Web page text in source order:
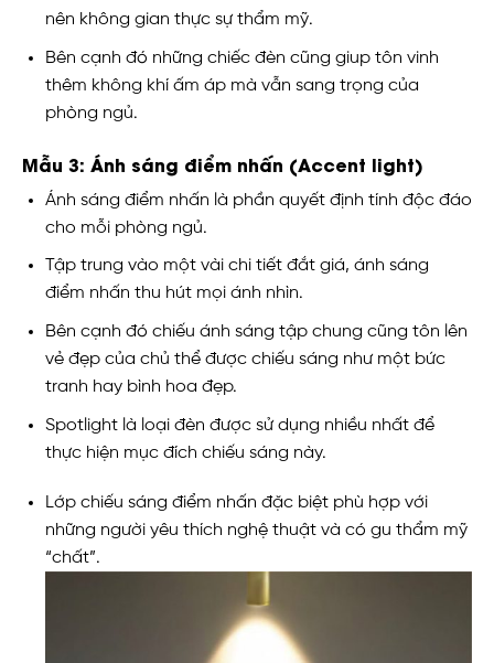
nên không gian thực sự thẩm mỹ.
Bên cạnh đó những chiếc đèn cũng giup tôn vinh
thêm không khí ấm áp mà vẫn sang trọng của
phòng ngủ.
Mẫu 3: Ánh sáng điểm nhấn (Accent light)
Ánh sáng điểm nhấn là phần quyết định tính độc đáo
cho mỗi phòng ngủ.
Tập trung vào một vài chi tiết đắt giá, ánh sáng
điểm nhấn thu hút mọi ánh nhìn.
Bên cạnh đó chiếu ánh sáng tập chung cũng tôn lên
vẻ đẹp của chủ thể được chiếu sáng như một bức
tranh hay bình hoa đẹp.
Spotlight là loại đèn được sử dụng nhiều nhất để
thực hiện mục đích chiếu sáng này.
Lớp chiếu sáng điểm nhấn đặc biệt phù hợp với
những người yêu thích nghệ thuật và có gu thẩm mỹ
“chất”.